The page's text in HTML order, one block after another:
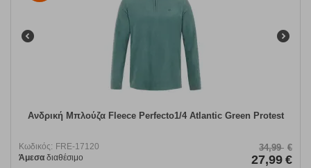
Ανδρική Μπλούζα Fleece Perfecto1/4 Atlantic Green Protest
Κωδικός: FRE-17120
Άμεσα διαθέσιμο
34,99 €
27,99 €